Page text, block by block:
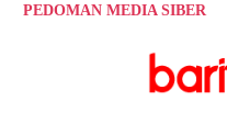
PEDOMAN MEDIA SIBER